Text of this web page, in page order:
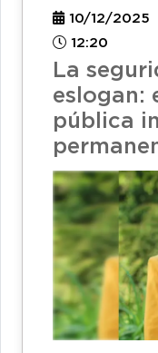
10/12/2025
12:20
La
eslogan:
pública